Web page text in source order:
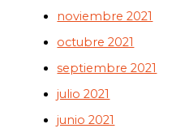
noviembre 2021
octubre 2021
septiembre 2021
julio 2021
junio 2021